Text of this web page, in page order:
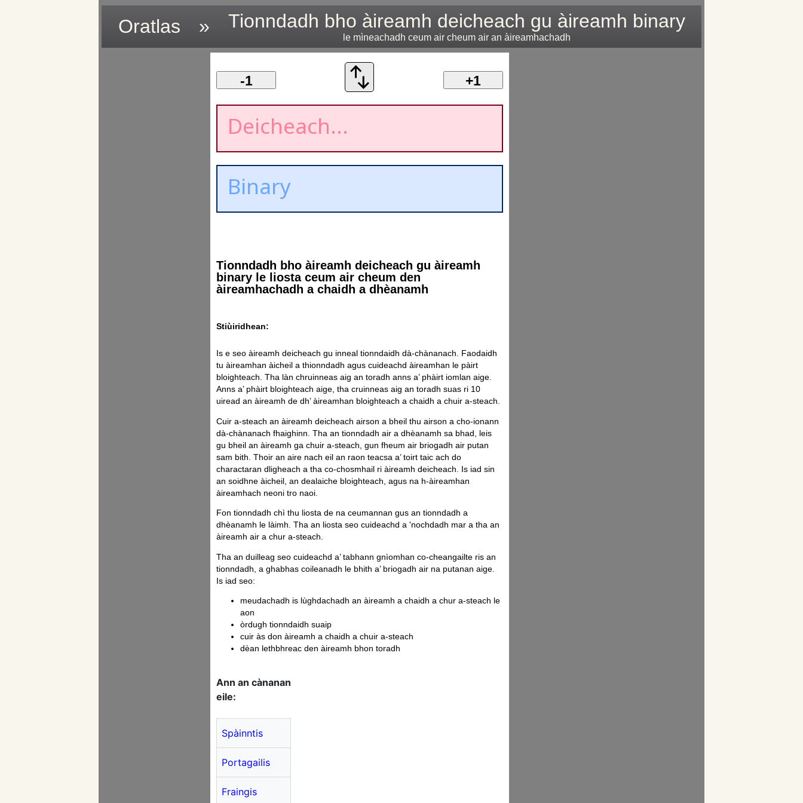
Oratlas » Tionndadh bho àireamh deicheach gu àireamh binary
le mìneachadh ceum air cheum air an àireamhachadh
-1 +1
Tionndadh bho àireamh deicheach gu àireamh
binary le liosta ceum air cheum den
àireamhachadh a chaidh a dhèanamh
Stiùiridhean:
Is e seo àireamh deicheach gu inneal tionndaidh dà-chànanach. Faodaidh
tu àireamhan àicheil a thionndadh agus cuideachd àireamhan le pàirt
bloighteach. Tha làn chruinneas aig an toradh anns a’ phàirt iomlan aige.
Anns a’ phàirt bloighteach aige, tha cruinneas aig an toradh suas ri 10
uiread an àireamh de dh’ àireamhan bloighteach a chaidh a chuir a-steach.
Cuir a-steach an àireamh deicheach airson a bheil thu airson a cho-ionann
dà-chànanach fhaighinn. Tha an tionndadh air a dhèanamh sa bhad, leis
gu bheil an àireamh ga chuir a-steach, gun fheum air briogadh air putan
sam bith. Thoir an aire nach eil an raon teacsa a’ toirt taic ach do
charactaran dligheach a tha co-chosmhail ri àireamh deicheach. Is iad sin
an soidhne àicheil, an dealaiche bloighteach, agus na h-àireamhan
àireamhach neoni tro naoi.
Fon tionndadh chì thu liosta de na ceumannan gus an tionndadh a
dhèanamh le làimh. Tha an liosta seo cuideachd a 'nochdadh mar a tha an
àireamh air a chur a-steach.
Tha an duilleag seo cuideachd a’ tabhann gnìomhan co-cheangailte ris an
tionndadh, a ghabhas coileanadh le bhith a’ briogadh air na putanan aige.
Is iad seo:
meudachadh is lùghdachadh an àireamh a chaidh a chur a-steach le
aon
òrdugh tionndaidh suaip
cuir às don àireamh a chaidh a chuir a-steach
dèan lethbhreac den àireamh bhon toradh
Ann an cànanan
eile:
Spàinntis
Portagailis
Fraingis